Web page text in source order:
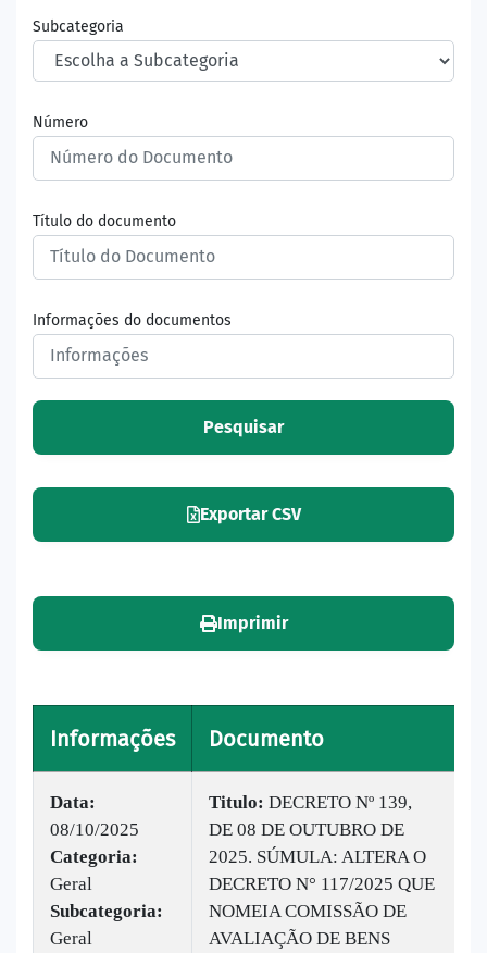
Subcategoria
Número
Título do documento
Informações do documentos
Pesquisar
Exportar CSV
Imprimir
Informações Documento
Data:
08/10/2025
Categoria:
Geral
Subcategoria:
Geral
Titulo: DECRETO Nº 139,
DE 08 DE OUTUBRO DE
2025. SÚMULA: ALTERA O
DECRETO N° 117/2025 QUE
NOMEIA COMISSÃO DE
AVALIAÇÃO DE BENS